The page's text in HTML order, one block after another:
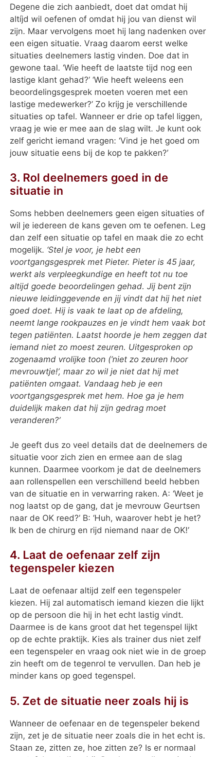
Degene die zich aanbiedt, doet dat omdat hij
altíjd wil oefenen of omdat hij jou van dienst wil
zijn. Maar vervolgens moet hij lang nadenken over
een eigen situatie. Vraag daarom eerst welke
situaties deelnemers lastig vinden. Doe dat in
gewone taal. ‘Wie heeft de laatste tijd nog een
lastige klant gehad?’ ‘Wie heeft weleens een
beoordelingsgesprek moeten voeren met een
lastige medewerker?’ Zo krijg je verschillende
situaties op tafel. Wanneer er drie op tafel liggen,
vraag je wie er mee aan de slag wilt. Je kunt ook
zelf gericht iemand vragen: ‘Vind je het goed om
jouw situatie eens bij de kop te pakken?’
3. Rol deelnemers goed in de
situatie in
Soms hebben deelnemers geen eigen situaties of
wil je iedereen de kans geven om te oefenen. Leg
dan zelf een situatie op tafel en maak die zo echt
mogelijk. ‘Stel je voor, je hebt een
voortgangsgesprek met Pieter. Pieter is 45 jaar,
werkt als verpleegkundige en heeft tot nu toe
altijd goede beoordelingen gehad. Jij bent zijn
nieuwe leidinggevende en jij vindt dat hij het niet
goed doet. Hij is vaak te laat op de afdeling,
neemt lange rookpauzes en je vindt hem vaak bot
tegen patiënten. Laatst hoorde je hem zeggen dat
iemand niet zo moest zeuren. Uitgesproken op
zogenaamd vrolijke toon (‘niet zo zeuren hoor
mevrouwtje!’, maar zo wil je niet dat hij met
patiënten omgaat. Vandaag heb je een
voortgangsgesprek met hem. Hoe ga je hem
duidelijk maken dat hij zijn gedrag moet
veranderen?’
Je geeft dus zo veel details dat de deelnemers de
situatie voor zich zien en ermee aan de slag
kunnen. Daarmee voorkom je dat de deelnemers
aan rollenspellen een verschillend beeld hebben
van de situatie en in verwarring raken. A: ‘Weet je
nog laatst op de gang, dat je mevrouw Geurtsen
naar de OK reed?’ B: ‘Huh, waarover hebt je het?
Ik ben de chirurg en rijd niemand naar de OK!’
4. Laat de oefenaar zelf zijn
tegenspeler kiezen
Laat de oefenaar altijd zelf een tegenspeler
kiezen. Hij zal automatisch iemand kiezen die lijkt
op de persoon die hij in het echt lastig vindt.
Daarmee is de kans groot dat het tegenspel lijkt
op de echte praktijk. Kies als trainer dus niet zelf
een tegenspeler en vraag ook niet wie in de groep
zin heeft om de tegenrol te vervullen. Dan heb je
minder kans op goed tegenspel.
5. Zet de situatie neer zoals hij is
Wanneer de oefenaar en de tegenspeler bekend
zijn, zet je de situatie neer zoals die in het echt is.
Staan ze, zitten ze, hoe zitten ze? Is er normaal